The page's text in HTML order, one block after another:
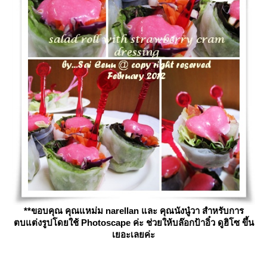
**ขอบคุณ คุณแหม่ม narellan และ คุณนังนู๋วา สำหรับการ
ตบแต่งรูปโดยใช้ Photoscape ค่ะ ช่วยให้บล๊อกป้าอิ๋ว ดูฮิโซ ขึ้น
เยอะเลยค่ะ